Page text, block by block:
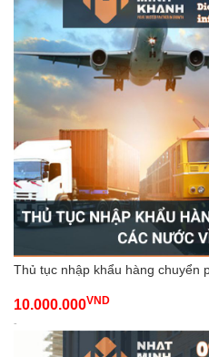
Thủ tục nhập khẩu hàng chuyển
10.000.000VND
-